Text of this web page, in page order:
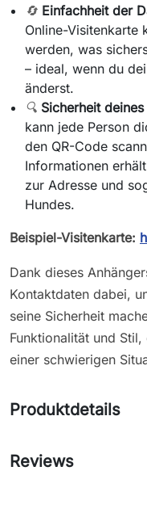
🔄 Einfachheit der
Online-Visitenkarte
werden, was
– ideal, wenn du
änderst.
🔍 Sicherheit
kann jede Person
den QR-Code
Informationen
zur Adresse und
Hundes.
Beispiel-Visitenkarte:
Dank dieses
Kontaktdaten dabei,
seine Sicherheit
Funktionalität und
einer schwierigen
Produktdetails
Reviews